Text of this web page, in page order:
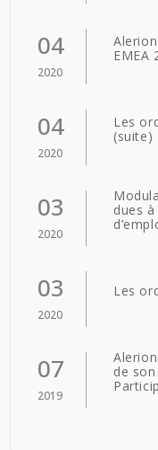
04
2020
EMEA
04
2020
Les
(suite)
03
2020
dues
03
2020
Les
07
2019
de